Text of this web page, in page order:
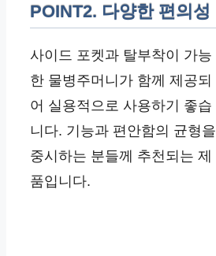
POINT2. 다양한 편의성
사이드 포켓과 탈부착이 가능
한 물병주머니가 함께 제공되
어 실용적으로 사용하기 좋습
니다. 기능과 편안함의 균형을
중시하는 분들께 추천되는 제
품입니다.